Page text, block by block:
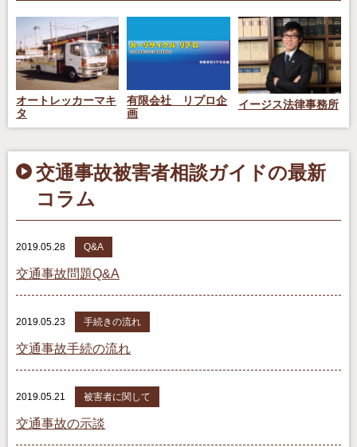
オートレッカーマキ
タ
有限会社 リプロ企
画
イージス法律事務所
交通事故被害者相談ガイドの最新
コラム
2019.05.28 Q&A
交通事故問題Q&A
2019.05.23 手続きの流れ
交通事故手続の流れ
2019.05.21 被害者に関して
交通事故の示談